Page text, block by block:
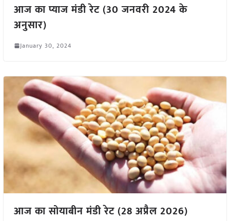
आज का प्याज मंडी रेट (30 जनवरी 2024 के
अनुसार)
January 30, 2024
आज का सोयाबीन मंडी रेट (28 अप्रैल 2026)